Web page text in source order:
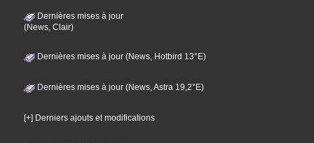
Dernières mises à jour
(News, Clair)
Dernières mises à jour (News, Hotbird 13°E)
Dernières mises à jour (News, Astra 19,2°E)
[+] Derniers ajouts et modifications